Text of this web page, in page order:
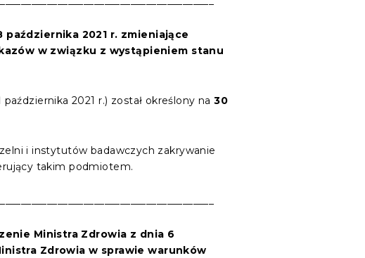
października 2021 r. zmieniające
w związku z wystąpieniem stanu
2021 r.) został określony na30
i instytutów badawczych zakrywanie
takim podmiotem.
Ministra Zdrowia z dnia 6
Zdrowia w sprawie warunków